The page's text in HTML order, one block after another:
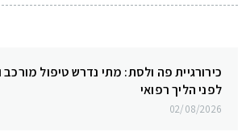
כירורגיית פה ולסת: מתי נדרש טיפול
לפני הליך רפואי
02/08/2026